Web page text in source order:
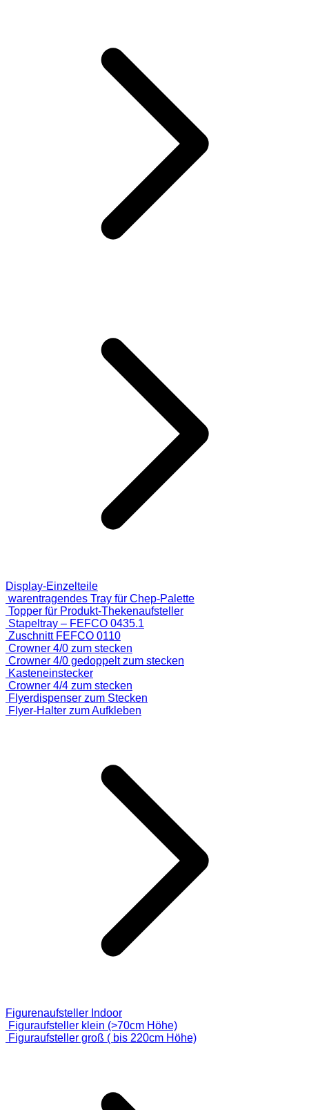
Display-Einzelteile
warentragendes Tray für Chep-Palette
Topper für Produkt-Thekenaufsteller
Stapeltray – FEFCO 0435.1
Zuschnitt FEFCO 0110
Crowner 4/0 zum stecken
Crowner 4/0 gedoppelt zum stecken
Kasteneinstecker
Crowner 4/4 zum stecken
Flyerdispenser zum Stecken
Flyer-Halter zum Aufkleben
Figurenaufsteller Indoor
Figuraufsteller klein (>70cm Höhe)
Figuraufsteller groß ( bis 220cm Höhe)